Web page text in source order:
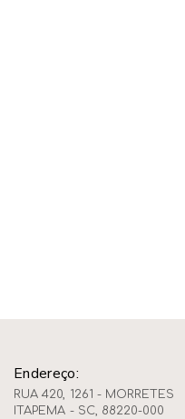
Endereço:
RUA 420, 1261 - MORRETES
ITAPEMA - SC, 88220-000